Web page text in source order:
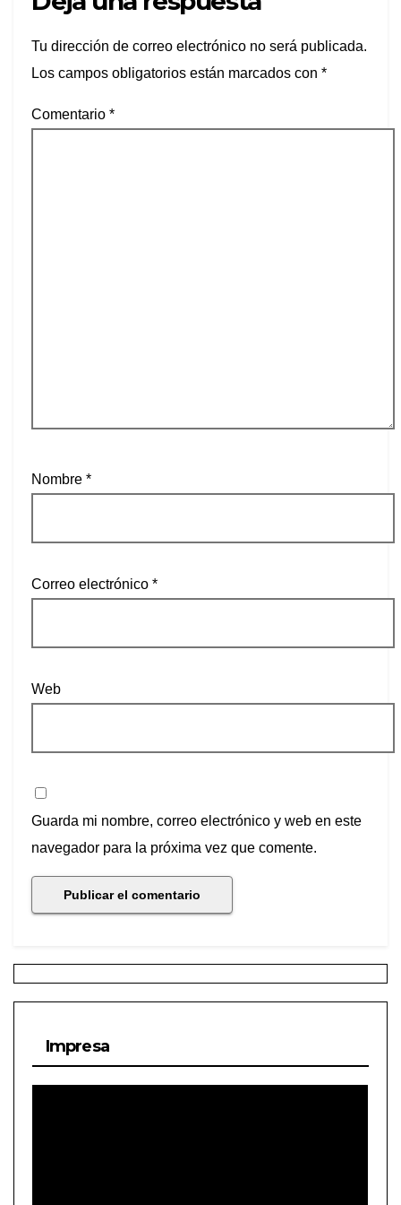
Tu dirección de correo electrónico no será publicada.
Los campos obligatorios están marcados con *
Comentario *
Nombre *
Correo electrónico *
Web
Guarda mi nombre, correo electrónico y web en este
navegador para la próxima vez que comente.
Impresa